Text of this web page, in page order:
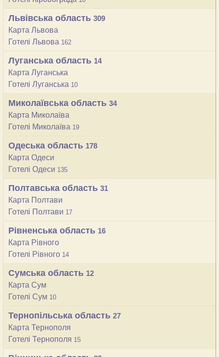
Львівська область 309
Карта Львова
Готелі Львова 162
Луганська область 14
Карта Луганська
Готелі Луганська 10
Миколаївська область 34
Карта Миколаїва
Готелі Миколаїва 19
Одеська область 178
Карта Одеси
Готелі Одеси 135
Полтавська область 31
Карта Полтави
Готелі Полтави 17
Рівненська область 16
Карта Рівного
Готелі Рівного 14
Сумська область 12
Карта Сум
Готелі Сум 10
Тернопільська область 27
Карта Тернополя
Готелі Тернополя 15